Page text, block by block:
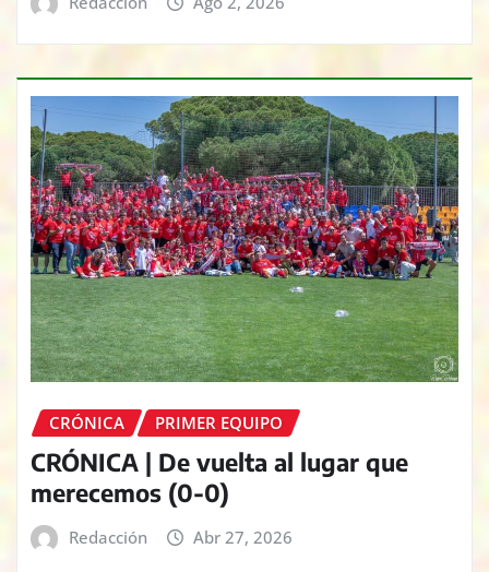
CRÓNICA PRIMER EQUIPO
CRÓNICA | De vuelta al lugar que
merecemos (0-0)
Redacción Abr 27, 2026